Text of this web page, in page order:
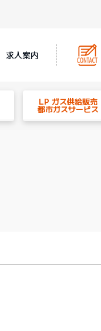
求人案内
LP ガス供給販売
都市ガスサービス